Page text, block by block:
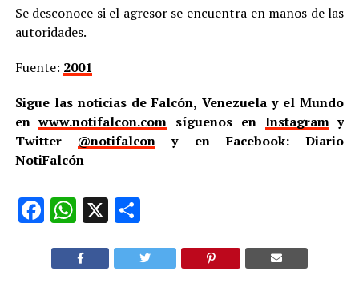
Se desconoce si el agresor se encuentra en manos de las
autoridades.
Fuente: 2001
Sigue las noticias de Falcón, Venezuela y el Mundo
enwww.notifalcon.com síguenos en Instagramy
Twitter @notifalcon y en Facebook: Diario
NotiFalcón
Facebook
WhatsApp
X Compartir